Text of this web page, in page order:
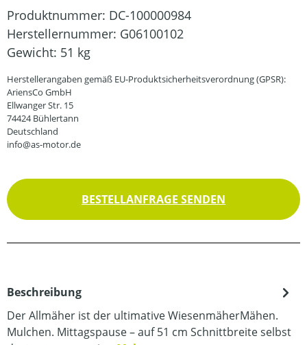
Produktnummer: DC-100000984
Herstellernummer: G06100102
Gewicht: 51 kg
Herstellerangaben gemäß EU-Produktsicherheitsverordnung (GPSR):
AriensCo GmbH
Ellwanger Str. 15
74424 Bühlertann
Deutschland
info@as-motor.de
BESTELLANFRAGE SENDEN
Beschreibung
Der Allmäher ist der ultimative WiesenmäherMähen.
Mulchen. Mittagspause – auf 51 cm Schnittbreite selbst